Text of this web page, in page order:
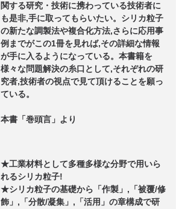
関する研究・技術に携わっている技術者に
も是非,手に取ってもらいたい。シリカ粒子
の新たな調製法や複合化方法,さらに応用事
例までがこの1冊を見れば,その詳細な情報
が手に入るようになっている。本書籍を
様々な問題解決の糸口として,それぞれの研
究者,技術者の視点で見て頂けることを願っ
ている。
本書「巻頭言」より
★工業材料として多種多様な分野で用いら
れるシリカ粒子!
★シリカ粒子の基礎から「作製」,「被覆/修
飾」,「分散/凝集」,「活用」の章構成で研